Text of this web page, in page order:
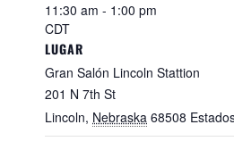
11:30 am - 1:00 pm
CDT
LUGAR
Gran Salón Lincoln Stattion
201 N 7th St
Lincoln, Nebraska 68508